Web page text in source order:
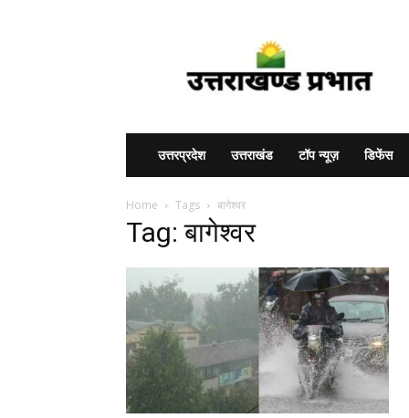
उत्तरप्रदेश उत्तराखंड टॉप न्यूज़ डिफेंस
Home Tags बागेश्वर
Tag: बागेश्वर